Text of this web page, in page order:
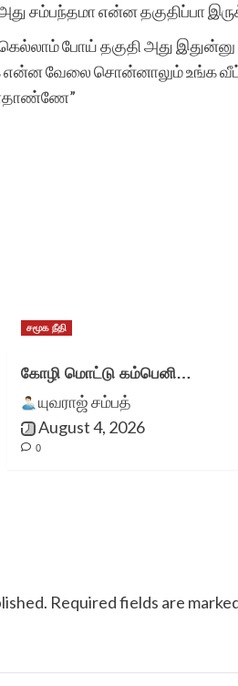
சம்பந்தமா என்ன தகுதிப்பா
போய் தகுதி அது
என்ன வேலை சொன்னாலும் உங்க
சமூக நீதி
கோழி மொட்டு கம்பெனி…
யுவராஜ் சம்பத்
August 4, 2026
0
Required fields are